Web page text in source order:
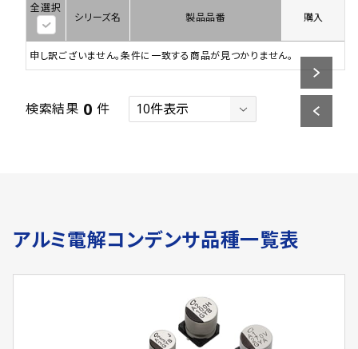
全選択
シリーズ名 製品品番 購入
申し訳ございません。条件に一致する商品が見つかりません。
検索結果 0 件
アルミ電解コンデンサ品種一覧表